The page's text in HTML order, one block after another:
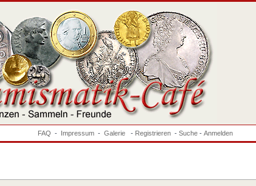
FAQ - Impressum - Galerie - Registrieren - Suche - Anmelden